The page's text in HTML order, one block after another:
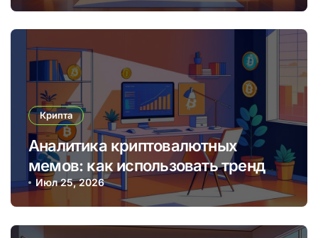
Крипта
Аналитика криптовалютных
мемов: как использовать тренды
для прибыльных торговых
решений
Июл 25, 2026